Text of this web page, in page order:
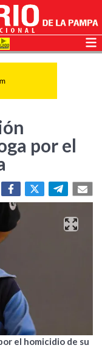
por el
el homicidio de su